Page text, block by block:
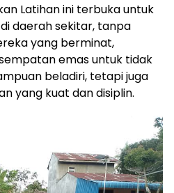
Latihan ini terbuka untuk
daerah sekitar, tanpa
yang berminat,
emas untuk tidak
beladiri, tetapi juga
yang kuat dan disiplin.